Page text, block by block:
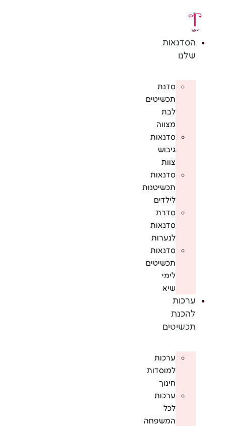
הסדנאות
שלנו
סדנת
תכשיטים
לבת
מצווה
סדנאות
גיבוש
צוות
סדנאות
תכשיטנות
לילדים
סדרת
סדנאות
לנערות
סדנאות
תכשיטים
לימי
שיא
ערכות
להכנת
תכשיטים
ערכות
למוסדות
חינוך
ערכות
לכל
המשפחה